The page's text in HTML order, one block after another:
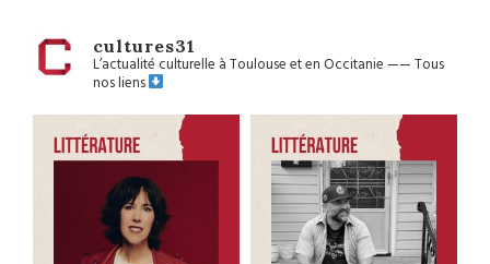
cultures31
L’actualité culturelle à Toulouse et en Occitanie——Tous
nos liens